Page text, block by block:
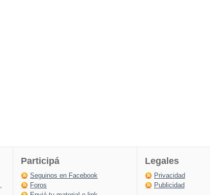
Participá
Seguinos en Facebook
Foros
Legales
Privacidad
Publicidad